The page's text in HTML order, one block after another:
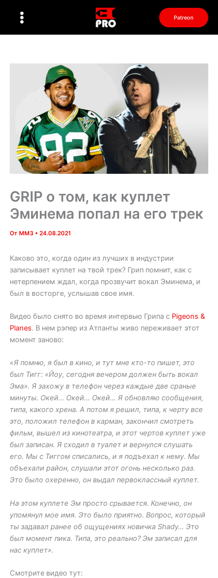
Patreon
GRIP о том, как куплет
Эминема попал на его трек
От MM3 • 24.08.2021
Каково это, когда один из лучших в индустрии
записывает куплет на твой трек? Грип помнит, как с
нетерпением ждал, когда прозвучит вокал Эминема, и
был в восторге, услышав свое имя.
Видео было снято во время интервью Грипа с Pigeons &
Planes. В нем рэпер из Атланты живо переживает этот
момент заново:
«Я помню, я был в кино, и тут мне кто-то пишет, это
был Тигг: «Йоу, сегодня вечером должен быть вокал
Эма». Я захожу в телефон через каждые две сраные
минуты. Окей… Окей… Окей… Я обновляю сообщения,
типа, какого хрена. А потом я решил, типа, к черту все
это, положил телефон в карман, закончил смотреть
фильм, вышел из кинотеатра, и этот чертов куплет уже
был записан. Я сходил в туалет и вернулся слушать
его. Мы с Тиггом списались, и я подъехал к нему. Мы
объехали район, слушали этот огонь несколько раз.
Это было охеренно, он выдал первоклассный куплет.
На этом куплете Эм просто срывается. Конечно, он
упомянул мое имя. Это было приятно. Вопрос, который
ты задавал ранее об ощущениях новичка Shady… Это
был момент пика. Типа, это реально? Эм записал для
нас куплет».
Смотрите видео тут: